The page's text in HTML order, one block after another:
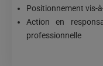
Positionnement vis-
Action en
professionnelle